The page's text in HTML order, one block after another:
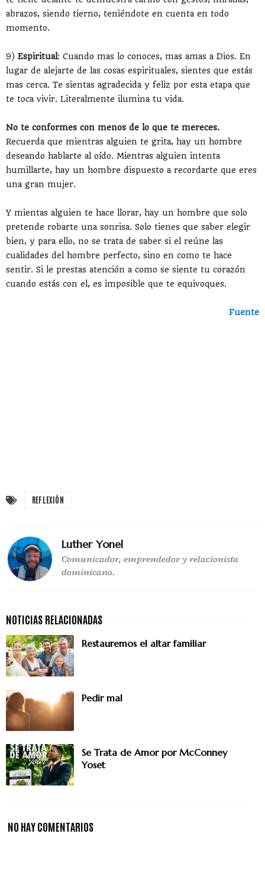
abrazos, siendo tierno, teniéndote en cuenta en todo
momento.
9) Espiritual: Cuando mas lo conoces, mas amas a Dios. En
lugar de alejarte de las cosas espirituales, sientes que estás
mas cerca. Te sientas agradecida y feliz por esta etapa que
te toca vivir. Literalmente ilumina tu vida.
No te conformes con menos de lo que te mereces.
Recuerda que mientras alguien te grita, hay un hombre
deseando hablarte al oído. Mientras alguien intenta
humillarte, hay un hombre dispuesto a recordarte que eres
una gran mujer.
Y mientas alguien te hace llorar, hay un hombre que solo
pretende robarte una sonrisa. Solo tienes que saber elegir
bien, y para ello, no se trata de saber si el reúne las
cualidades del hombre perfecto, sino en como te hace
sentir. Si le prestas atención a como se siente tu corazón
cuando estás con el, es imposible que te equivoques.
Fuente
REFLEXIÓN
Luther Yonel
Comunicador, emprendedor y relacionista
dominicano.
Restauremos el altar familiar
Pedir mal
Se Trata de Amor por McConney
Yoset
NO HAY COMENTARIOS